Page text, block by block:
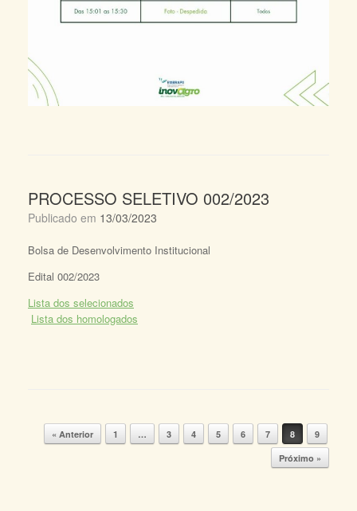
PROCESSO SELETIVO 002/2023
Publicado em 13/03/2023
Bolsa de Desenvolvimento Institucional
Edital 002/2023
Lista dos selecionados
Lista dos homologados
Navegação de posts
« Anterior 1 … 3 4 5 6 7 8
9
Próximo »